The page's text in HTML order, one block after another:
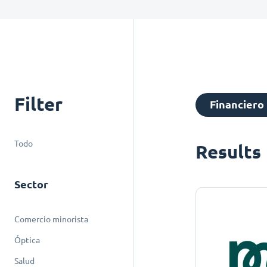
Filter
Todo
Sector
Comercio minorista
Óptica
Salud
Financiero
Results